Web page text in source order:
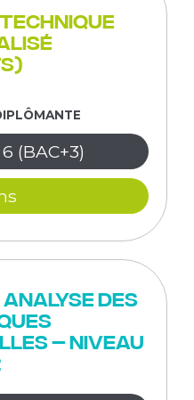
(BAC+3)
des
– niveau